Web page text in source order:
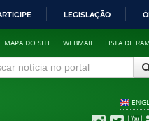
LEGISLAÇÃO
MAPA DO SITE WEBMAIL LISTA DE